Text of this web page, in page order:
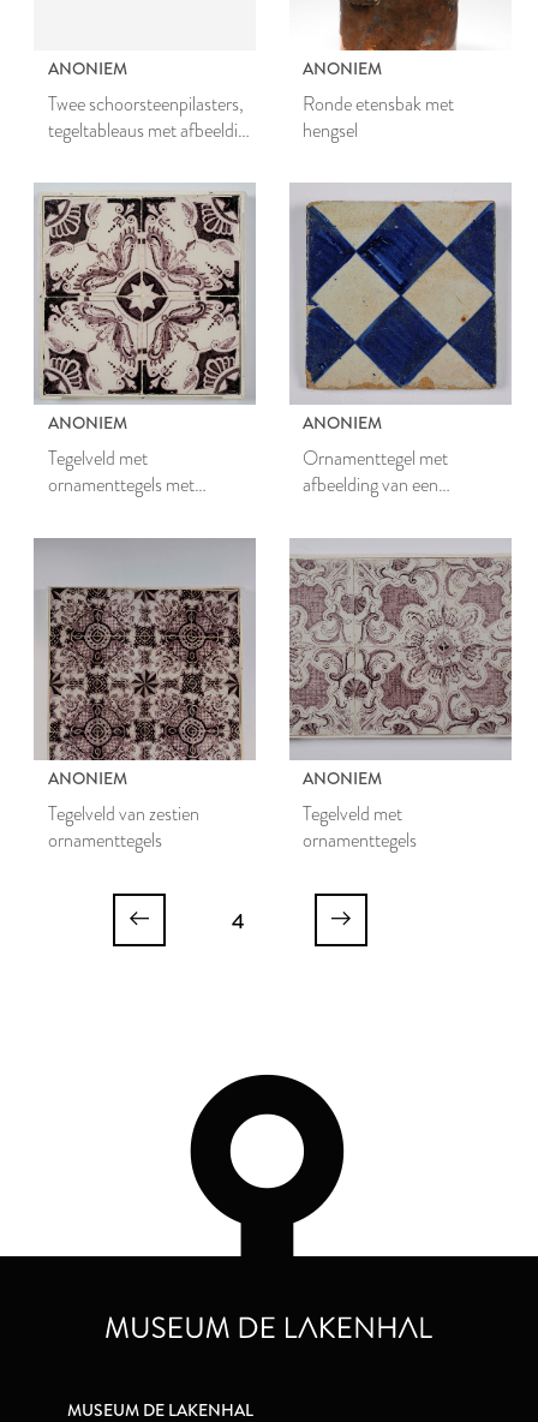
ANONIEM
Twee schoorsteenpilasters,
tegeltableaus met afbeelding
vogels
ANONIEM
Ronde etensbak met
hengsel
ANONIEM
Tegelveld met
ornamenttegels met
ANONIEM
Ornamenttegel met
afbeelding van een
ANONIEM
Tegelveld van zestien
ornamenttegels
ANONIEM
Tegelveld met
ornamenttegels
4
MUSEUM DE LAKENHAL